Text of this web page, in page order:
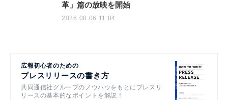
革」篇の放映を開始
2026.08.06 11:04
広報初心者のための
プレスリリースの書き方
共同通信社グループのノウハウをもとにプレスリ
リースの基本的なポイントを解説！